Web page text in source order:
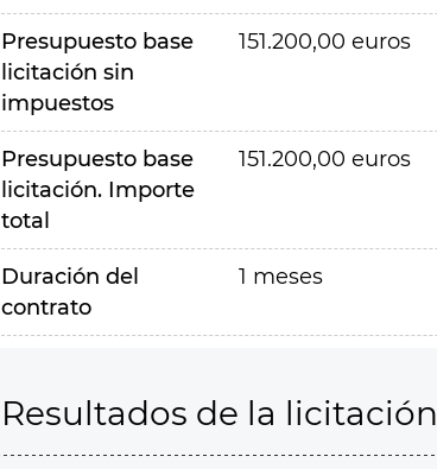
Presupuesto base
licitación sin
impuestos
151.200,00 euros
Presupuesto base
licitación. Importe
total
151.200,00 euros
Duración del
contrato
1 meses
Resultados de la licitación